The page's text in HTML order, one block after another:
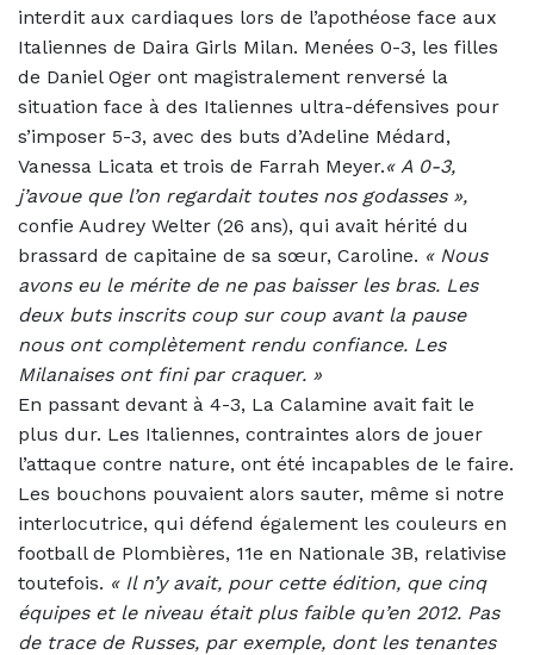
interdit aux cardiaques lors de l’apothéose face aux
Italiennes de Daira Girls Milan. Menées 0-3, les filles
de Daniel Oger ont magistralement renversé la
situation face à des Italiennes ultra-défensives pour
s’imposer 5-3, avec des buts d’Adeline Médard,
Vanessa Licata et trois de Farrah Meyer.« A 0-3,
j’avoue que l’on regardait toutes nos godasses »,
confie Audrey Welter (26 ans), qui avait hérité du
brassard de capitaine de sa sœur, Caroline. « Nous
avons eu le mérite de ne pas baisser les bras. Les
deux buts inscrits coup sur coup avant la pause
nous ont complètement rendu confiance. Les
Milanaises ont fini par craquer. »
En passant devant à 4-3, La Calamine avait fait le
plus dur. Les Italiennes, contraintes alors de jouer
l’attaque contre nature, ont été incapables de le faire.
Les bouchons pouvaient alors sauter, même si notre
interlocutrice, qui défend également les couleurs en
football de Plombières, 11e en Nationale 3B, relativise
toutefois. « Il n’y avait, pour cette édition, que cinq
équipes et le niveau était plus faible qu’en 2012. Pas
de trace de Russes, par exemple, dont les tenantes